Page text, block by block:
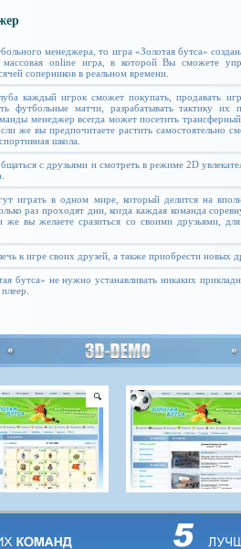
менеджера, то игра «Золотая бутса»
массовая online игра, в которой Вы сможете
соперников в реальном времени.
каждый игрок сможет покупать, продавать
футбольные матчи, разрабатывать тактику их
менеджер всегда может посетить
же вы предпочитаете растить самостоятельно
школа.
с друзьями и смотреть в режиме 2D
играть в одном мире, который делится на
раз проходят дни, когда каждая команда
же вы желаете сразиться со своими друзьями,
к игре своих друзей, а также приобрести новых
бутса» не нужно устанавливать никаких